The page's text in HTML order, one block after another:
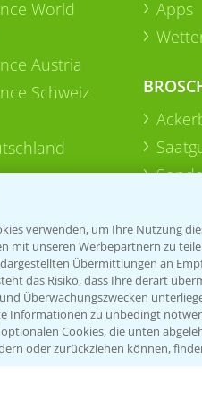
World
Austria
Schweiz
Apps
verwenden, um Ihre Nutzung
mit unseren Werbepartnern zu
Übermittlungen an
das Risiko, dass Ihre derart
Überwachungszwecken
Informationen zu unbedingt
Cookies, die unten
oder zurückziehen können,